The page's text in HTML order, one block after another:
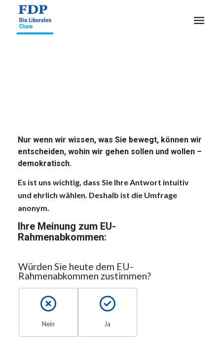
Nur wenn wir wissen, was Sie bewegt, können wir
entscheiden, wohin wir gehen sollen und wollen –
demokratisch.
Es ist uns wichtig, dass Sie Ihre Antwort intuitiv
und ehrlich wählen. Deshalb ist die Umfrage
anonym.
Ihre Meinung zum EU-
Rahmenabkommen:
Würden Sie heute dem EU-
Rahmenabkommen zustimmen?
Nein Ja